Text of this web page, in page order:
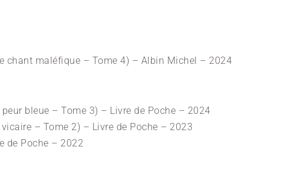
chant maléfique – Tome 4) – Albin Michel – 2024
bleue – Tome 3) – Livre de Poche – 2024
– Tome 2) – Livre de Poche – 2023
de Poche – 2022